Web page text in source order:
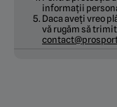
informații
Daca aveți vreo
vă rugăm să